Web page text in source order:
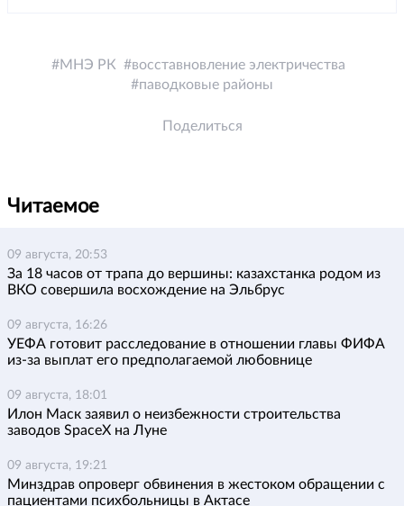
МНЭ РК
восставновление электричества
паводковые районы
Поделиться
Читаемое
09 августа, 20:53
За 18 часов от трапа до вершины: казахстанка родом из
ВКО совершила восхождение на Эльбрус
09 августа, 16:26
УЕФА готовит расследование в отношении главы ФИФА
из-за выплат его предполагаемой любовнице
09 августа, 18:01
Илон Маск заявил о неизбежности строительства
заводов SpaceX на Луне
09 августа, 19:21
Минздрав опроверг обвинения в жестоком обращении с
пациентами психбольницы в Актасе